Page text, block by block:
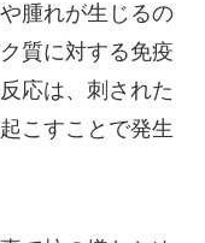
腫れが生じるの
質に対する免疫
応は、刺された
こすことで発生